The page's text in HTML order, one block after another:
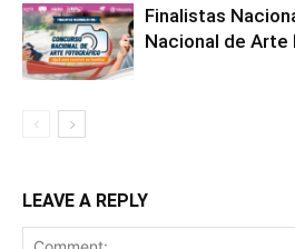
Finalistas
Nacional de
LEAVE A REPLY